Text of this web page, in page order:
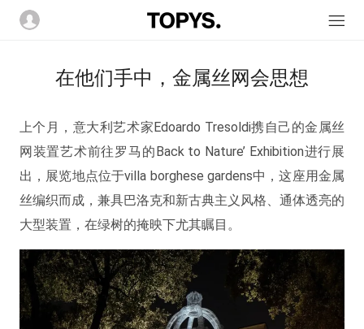
在他们手中，金属丝网会思想
上个月，意大利艺术家Edoardo Tresoldi携自己的金属丝
网装置艺术前往罗马的Back to Nature’ Exhibition进行展
出，展览地点位于villa borghese gardens中，这座用金属
丝编织而成，兼具巴洛克和新古典主义风格、通体透亮的
大型装置，在绿树的掩映下尤其瞩目。